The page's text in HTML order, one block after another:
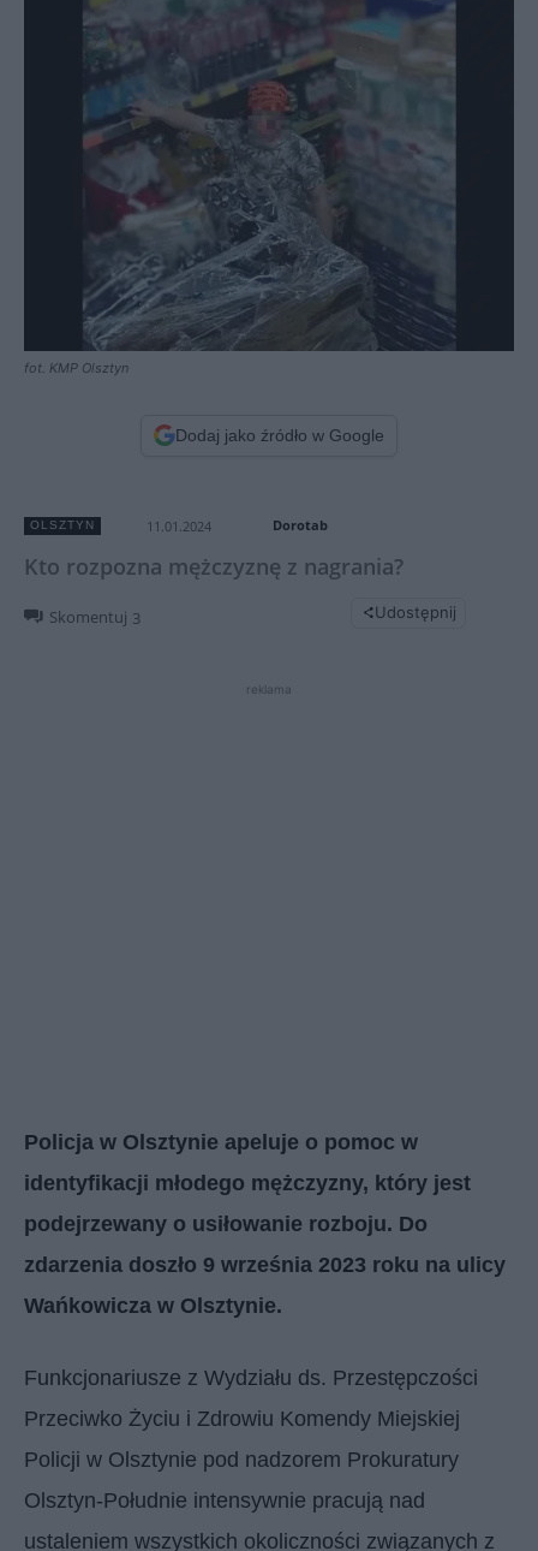
fot. KMP Olsztyn
Dodaj jako źródło w Google
OLSZTYN 11.01.2024 Dorotab
Kto rozpozna mężczyznę z nagrania?
Skomentuj 3 Udostępnij
reklama
Policja w Olsztynie apeluje o pomoc w
identyfikacji młodego mężczyzny, który jest
podejrzewany o usiłowanie rozboju. Do
zdarzenia doszło 9 września 2023 roku na ulicy
Wańkowicza w Olsztynie.
Funkcjonariusze z Wydziału ds. Przestępczości
Przeciwko Życiu i Zdrowiu Komendy Miejskiej
Policji w Olsztynie pod nadzorem Prokuratury
Olsztyn-Południe intensywnie pracują nad
ustaleniem wszystkich okoliczności związanych z